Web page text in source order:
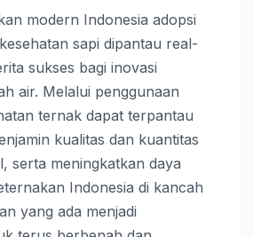
modern Indonesia adopsi
sapi dipantau real-
sukses bagi inovasi
air. Melalui penggunaan
ternak dapat terpantau
kualitas dan kuantitas
serta meningkatkan daya
Indonesia di kancah
yang ada menjadi